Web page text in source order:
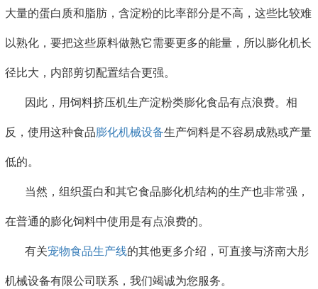
大量的蛋白质和脂肪，含淀粉的比率部分是不高，这些比较难
以熟化，要把这些原料做熟它需要更多的能量，所以膨化机长
径比大，内部剪切配置结合更强。
因此，用饲料挤压机生产淀粉类膨化食品有点浪费。相
反，使用这种食品膨化机械设备生产饲料是不容易成熟或产量
低的。
当然，组织蛋白和其它食品膨化机结构的生产也非常强，
在普通的膨化饲料中使用是有点浪费的。
有关宠物食品生产线的其他更多介绍，可直接与济南大彤
机械设备有限公司联系，我们竭诚为您服务。